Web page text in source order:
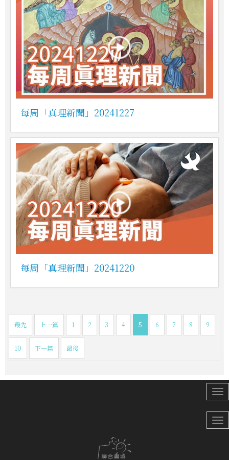
每周「真理新聞」20241227
每周「真理新聞」20241220
最先 上一篇 1 2 3 4 5 6 7 8 9
10 下一篇 最後